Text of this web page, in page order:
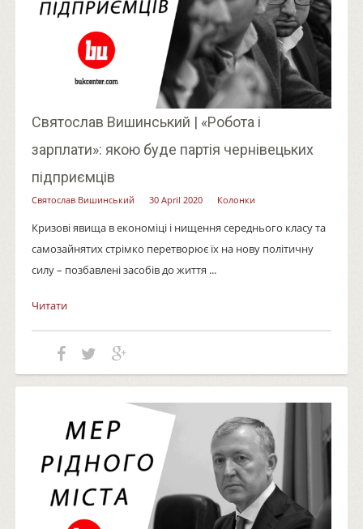
Святослав Вишинський | «Робота і
зарплати»: якою буде партія чернівецьких
підприємців
Святослав Вишинський 30 April 2020 Колонки
Кризові явища в економіці і нищення середнього класу та
самозайнятих стрімко перетворює їх на нову політичну
силу – позбавлені засобів до життя ...
Читати